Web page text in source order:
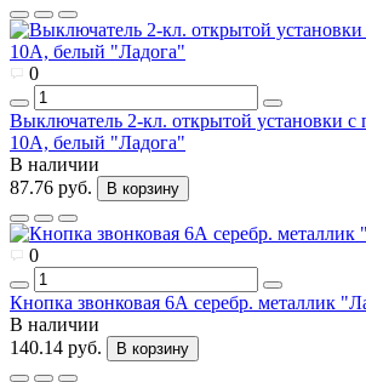
0
Выключатель 2-кл. открытой установки с
10А, белый "Ладога"
В наличии
87.76 руб.
В корзину
0
Кнопка звонковая 6А серебр. металлик
В наличии
140.14 руб.
В корзину